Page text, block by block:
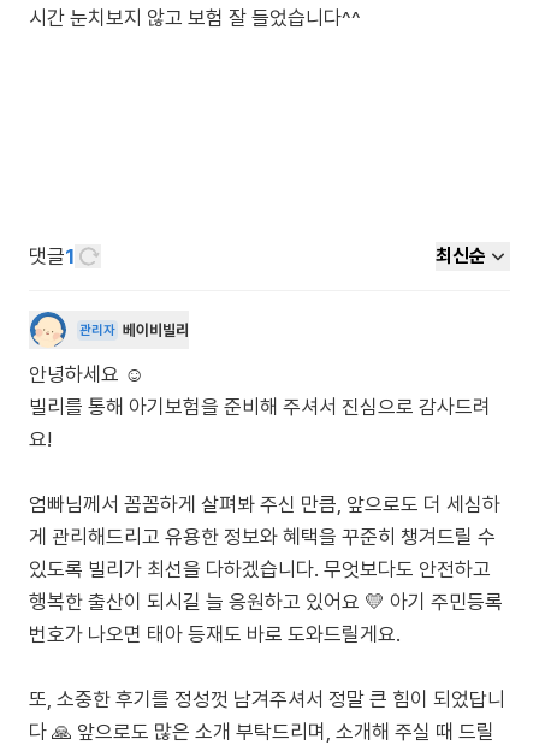
시간 눈치보지 않고 보험 잘 들었습니다^^
댓글1 최신순
관리자 베이비빌리
안녕하세요 ☺️
빌리를 통해 아기보험을 준비해 주셔서 진심으로 감사드려
요!
엄빠님께서 꼼꼼하게 살펴봐 주신 만큼, 앞으로도 더 세심하
게 관리해드리고 유용한 정보와 혜택을 꾸준히 챙겨드릴 수
있도록 빌리가 최선을 다하겠습니다. 무엇보다도 안전하고
행복한 출산이 되시길 늘 응원하고 있어요 💛 아기 주민등록
번호가 나오면 태아 등재도 바로 도와드릴게요.
또, 소중한 후기를 정성껏 남겨주셔서 정말 큰 힘이 되었답니
다 🙏 앞으로도 많은 소개 부탁드리며, 소개해 주실 때 드릴